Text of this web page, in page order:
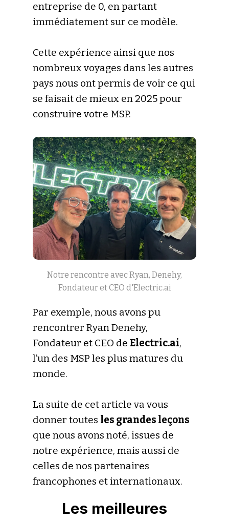
entreprise de 0, en partant
immédiatement sur ce modèle.
Cette expérience ainsi que nos
nombreux voyages dans les autres
pays nous ont permis de voir ce qui
se faisait de mieux en 2025 pour
construire votre MSP.
Notre rencontre avec Ryan, Denehy,
Fondateur et CEO d'Electric.ai
Par exemple, nous avons pu
rencontrer Ryan Denehy,
Fondateur et CEO de Electric.ai,
l’un des MSP les plus matures du
monde.
La suite de cet article va vous
donner toutes les grandes leçons
que nous avons noté, issues de
notre expérience, mais aussi de
celles de nos partenaires
francophones et internationaux.
Les meilleures